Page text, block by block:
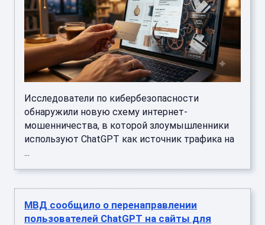
Исследователи по кибербезопасности
обнаружили новую схему интернет-
мошенничества, в которой злоумышленники
используют ChatGPT как источник трафика на
...
МВД сообщило о перенаправлении
пользователей ChatGPT на сайты для